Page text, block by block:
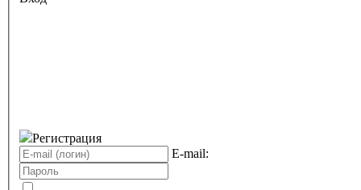
Регистрация
E-mail: